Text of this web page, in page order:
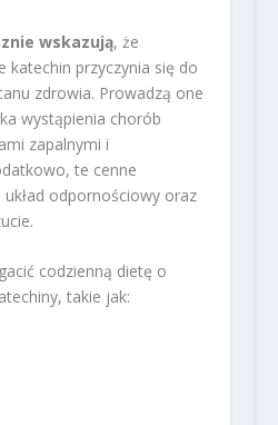
wskazują, że
katechin przyczynia się do
zdrowia. Prowadzą one
wystąpienia chorób
zapalnymi i
te cenne
odpornościowy oraz
codzienną dietę o
takie jak: